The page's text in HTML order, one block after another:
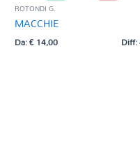
ROTONDI G.
MACCHIE
Da:€14,00 Diff: